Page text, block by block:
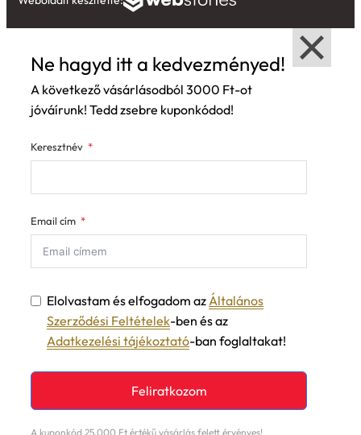
Ne hagyd itt a kedvezményed!
A következő vásárlásodból 3000 Ft-ot
jóváírunk! Tedd zsebre kuponkódod!
Keresztnév
Email cím
Elolvastam és elfogadom azÁltalános
Szerződési Feltételek-ben és az
Adatkezelési tájékoztató-ban foglaltakat!
Feliratkozom
A kuponkód 25.000 Ft értékű vásárlás felett érvényes!